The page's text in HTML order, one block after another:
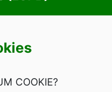
COOKIE?